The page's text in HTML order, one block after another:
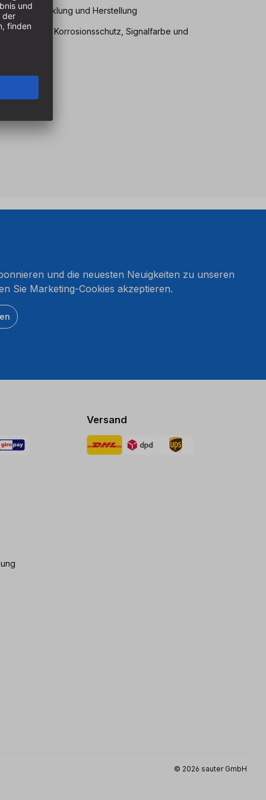
Entwicklung und Herstellung
Korrosionsschutz, Signalfarbe und
und die neuesten Neuigkeiten zu unseren
Sie Marketing-Cookies akzeptieren.
Versand
© 2026 sauter GmbH